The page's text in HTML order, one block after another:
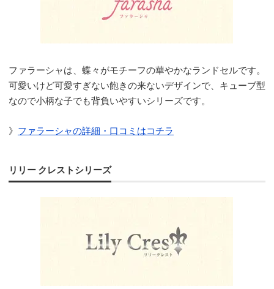
ファラーシャは、蝶々がモチーフの華やかなランドセルです。
可愛いけど可愛すぎない飽きの来ないデザインで、キューブ型
なので小柄な子でも背負いやすいシリーズです。
》 ファラーシャの詳細・口コミはコチラ
リリー クレストシリーズ